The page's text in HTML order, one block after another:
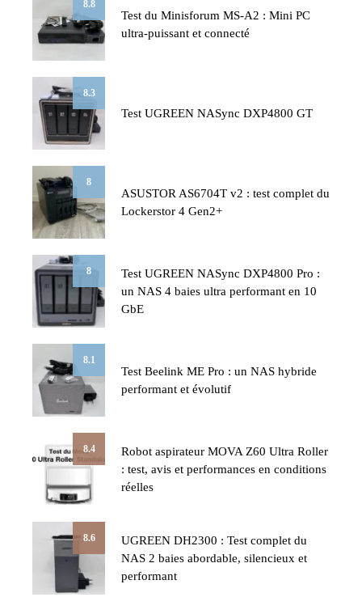
8.8
Test du Minisforum MS-A2 : Mini PC
ultra-puissant et connecté
8.3
Test UGREEN NASync DXP4800 GT
8
ASUSTOR AS6704T v2 : test complet du
Lockerstor 4 Gen2+
8
Test UGREEN NASync DXP4800 Pro :
un NAS 4 baies ultra performant en 10
GbE
8.1
Test Beelink ME Pro : un NAS hybride
performant et évolutif
8.4
Robot aspirateur MOVA Z60 Ultra Roller
: test, avis et performances en conditions
réelles
8.6
UGREEN DH2300 : Test complet du
NAS 2 baies abordable, silencieux et
performant